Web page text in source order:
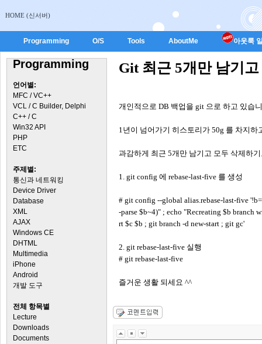
HOME (신서버)
Programming O/S Tools AboutMe 아웃룩
Programming
언어별:
MFC / VC++
VCL / C Builder, Delphi
C++ / C
Win32 API
PHP
ETC
주제별:
통신과 네트워킹
Device Driver
Database
XML
AJAX
Windows CE
DHTML
Multimedia
iPhone
Android
개발 도구
전체 항목별
Lecture
Downloads
Documents
Git 최근 5개만 남기
개인적으로 DB 백업을 git 으로 하고 있습
1년이 넘어가기 히스토리가 50g 를 차지하
과감하게 최근 5개만 남기고 모두 삭제하
1. git config 에 rebase-last-five 를 생성
# git config --global alias.rebase-last-five
-parse $b~4)" ; echo "Recreating $b branch
rt $c $b ; git branch -d new-start ; git gc'
2. git rebase-last-five 실행
# git rebase-last-five
즐거운 생활 되세요 ^^